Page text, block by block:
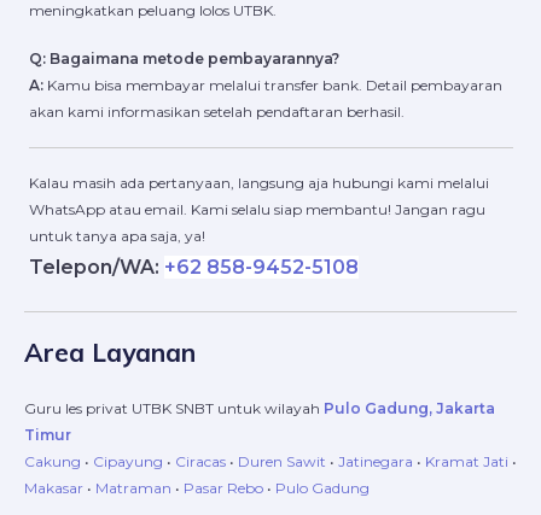
meningkatkan peluang lolos UTBK.
Q: Bagaimana metode pembayarannya?
A:Kamu bisa membayar melalui transfer bank. Detail pembayaran
akan kami informasikan setelah pendaftaran berhasil.
Kalau masih ada pertanyaan, langsung aja hubungi kami melalui
WhatsApp atau email. Kami selalu siap membantu! Jangan ragu
untuk tanya apa saja, ya!
Telepon/WA: +62 858-9452-5108
Area Layanan
Guru les privat UTBK SNBT untuk wilayah Pulo Gadung, Jakarta
Timur
Cakung • Cipayung • Ciracas • Duren Sawit • Jatinegara • Kramat Jati •
Makasar • Matraman • Pasar Rebo • Pulo Gadung